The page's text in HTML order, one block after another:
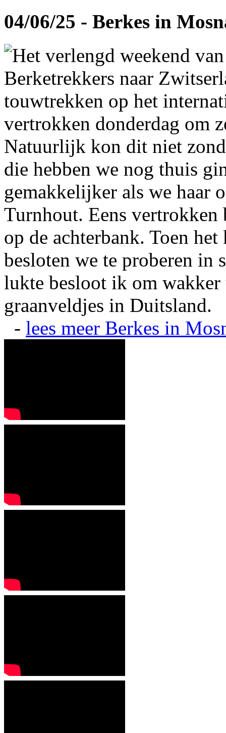
04/06/25 - Berkes in
Het verlengd weekend
Berketrekkers naar
touwtrekken op het
vertrokken donderdag om
Natuurlijk kon dit niet
die hebben we nog thuis
gemakkelijker als we haar
Turnhout. Eens vertrokken
op de achterbank. Toen
besloten we te proberen in
lukte besloot ik om
graanveldjes in Duitsland.
- lees meer Berkes in